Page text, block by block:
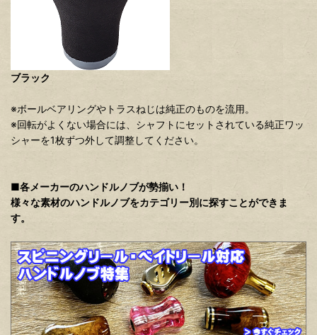
ブラック
※ボールベアリングやトラスねじは純正のものを流用。
※回転がよくない場合には、シャフトにセットされている純正ワッ
シャーを1枚ずつ外して調整してください。
■各メーカーのハンドルノブが勢揃い！
様々な素材のハンドルノブをカテゴリー別に探すことができま
す。